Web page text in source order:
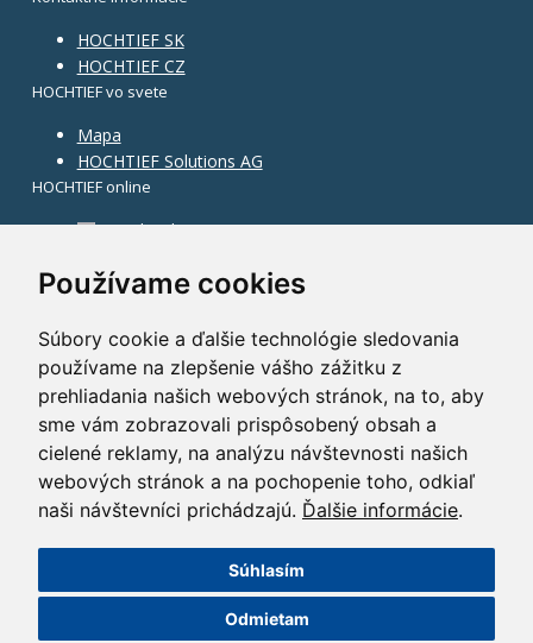
Používame cookies
Súbory cookie a ďalšie technológie sledovania
používame na zlepšenie vášho zážitku z
prehliadania našich webových stránok, na to, aby
sme vám zobrazovali prispôsobený obsah a
cielené reklamy, na analýzu návštevnosti našich
webových stránok a na pochopenie toho, odkiaľ
naši návštevníci prichádzajú. Ďalšie informácie.
Súhlasím
Odmietam
HOCHTIEF SK
HOCHTIEF CZ
HOCHTIEF vo svete
Mapa
HOCHTIEF Solutions AG
HOCHTIEF online
Facebook
©2014 HOCHTIEF CZ a. s.
Nastavení cookies| Powered by: